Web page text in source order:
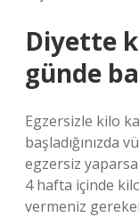
Diyette
günde
Egzersizle kilo
başladığınızda
egzersiz
4 hafta içinde
vermeniz